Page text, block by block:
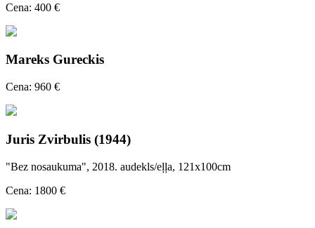
Cena: 400 €
Mareks Gureckis
Cena: 960 €
Juris Zvirbulis (1944)
"Bez nosaukuma", 2018. audekls/eļļa, 121x100cm
Cena: 1800 €